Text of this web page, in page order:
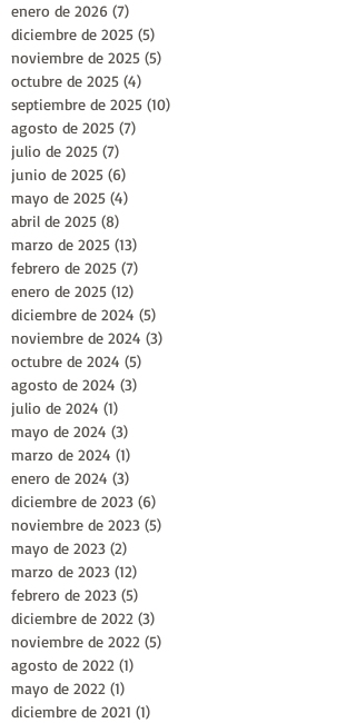
enero de 2026 (7)
diciembre de 2025 (5)
noviembre de 2025 (5)
octubre de 2025 (4)
septiembre de 2025 (10)
agosto de 2025 (7)
julio de 2025 (7)
junio de 2025 (6)
mayo de 2025 (4)
abril de 2025 (8)
marzo de 2025 (13)
febrero de 2025 (7)
enero de 2025 (12)
diciembre de 2024 (5)
noviembre de 2024 (3)
octubre de 2024 (5)
agosto de 2024 (3)
julio de 2024 (1)
mayo de 2024 (3)
marzo de 2024 (1)
enero de 2024 (3)
diciembre de 2023 (6)
noviembre de 2023 (5)
mayo de 2023 (2)
marzo de 2023 (12)
febrero de 2023 (5)
diciembre de 2022 (3)
noviembre de 2022 (5)
agosto de 2022 (1)
mayo de 2022 (1)
diciembre de 2021 (1)